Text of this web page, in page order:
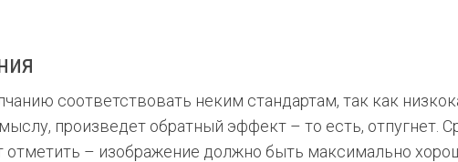
соответствовать неким стандартам, так как
произведет обратный эффект – то есть, отпугнет.
отметить – изображение должно быть максимально